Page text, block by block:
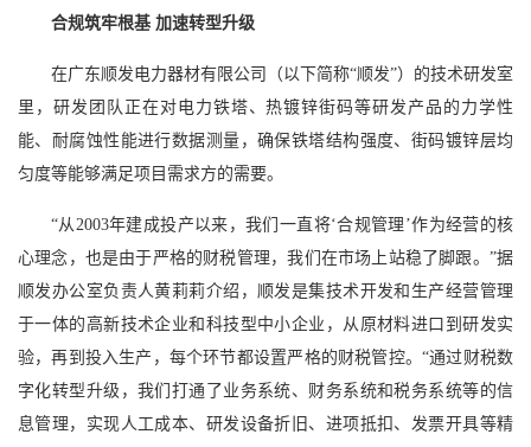
合规筑牢根基 加速转型升级
在广东顺发电力器材有限公司（以下简称“顺发”）的技术研发室
里，研发团队正在对电力铁塔、热镀锌街码等研发产品的力学性
能、耐腐蚀性能进行数据测量，确保铁塔结构强度、街码镀锌层均
匀度等能够满足项目需求方的需要。
“从2003年建成投产以来，我们一直将‘合规管理’作为经营的核
心理念，也是由于严格的财税管理，我们在市场上站稳了脚跟。”据
顺发办公室负责人黄莉莉介绍，顺发是集技术开发和生产经营管理
于一体的高新技术企业和科技型中小企业，从原材料进口到研发实
验，再到投入生产，每个环节都设置严格的财税管控。“通过财税数
字化转型升级，我们打通了业务系统、财务系统和税务系统等的信
息管理，实现人工成本、研发设备折旧、进项抵扣、发票开具等精